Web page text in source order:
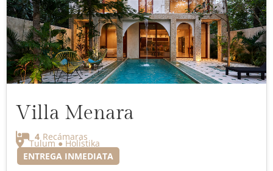
Villa Menara
4 Recámaras
Tulum ● Holístika
ENTREGA INMEDIATA